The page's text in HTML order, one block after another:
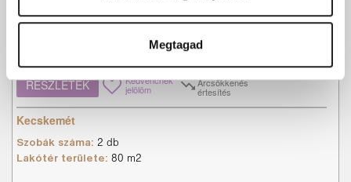
Megtagad
Kecskemét központjától 13 km-re tanyás
ingatlannal mezőgazda...
Kecskeméttől autóval 15 percre, 4 Hrsz- on, összesen, 4 ha + 4177
RÉSZLETEK Kedvencnek
jelölöm
Árcsökkenés
értesítés
Kecskemét
Szobák száma: 2 db
Lakótér területe: 80 m2